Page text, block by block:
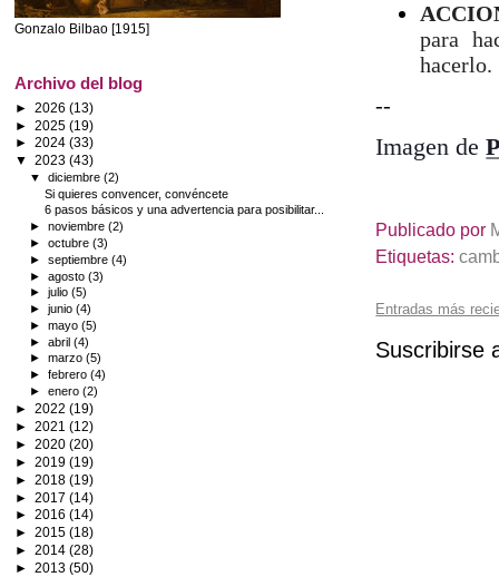
para
hacerlo.
--
Imagen de
Publicado por
Etiquetas:
Entradas más
Suscribirse
Gonzalo Bilbao [1915]
Archivo del blog
► 2026 (13)
► 2025 (19)
► 2024 (33)
▼ 2023 (43)
▼diciembre(2)
Si quieres convencer, convéncete
6 pasos básicos y una advertencia para posibilitar...
►noviembre(2)
►octubre(3)
►septiembre(4)
►agosto(3)
►julio(5)
►junio(4)
►mayo(5)
►abril(4)
►marzo(5)
►febrero(4)
►enero(2)
► 2022 (19)
► 2021 (12)
► 2020 (20)
► 2019 (19)
► 2018 (19)
► 2017 (14)
► 2016 (14)
► 2015 (18)
► 2014 (28)
► 2013 (50)